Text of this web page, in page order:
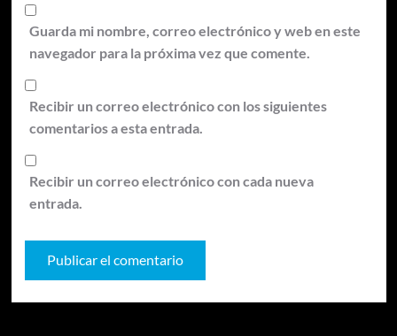
Guarda mi nombre, correo electrónico y web en este
navegador para la próxima vez que comente.
Recibir un correo electrónico con los siguientes
comentarios a esta entrada.
Recibir un correo electrónico con cada nueva
entrada.